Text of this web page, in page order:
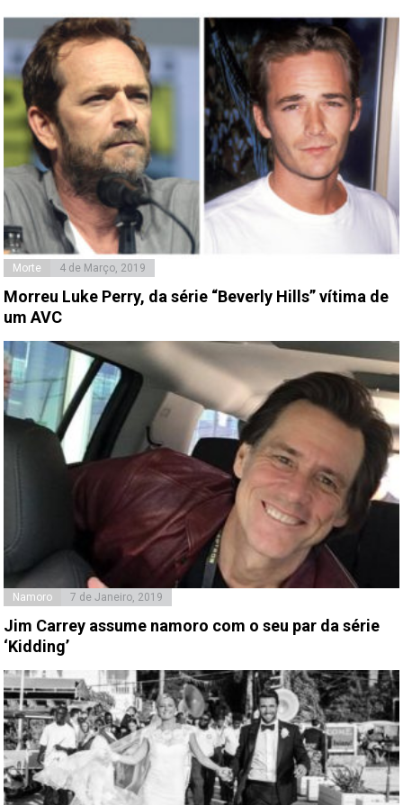
Morte 4 de Março, 2019
Morreu Luke Perry, da série “Beverly Hills” vítima de
um AVC
Namoro 7 de Janeiro, 2019
Jim Carrey assume namoro com o seu par da série
‘Kidding’